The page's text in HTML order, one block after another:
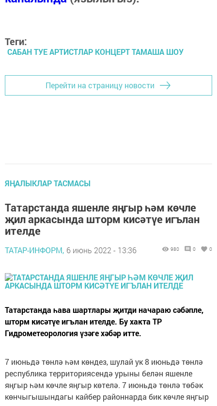
Теги:
САБАН ТУЕ АРТИСТЛАР КОНЦЕРТ ТАМАША ШОУ
Перейти на страницу новости
ЯҢАЛЫКЛАР ТАСМАСЫ
Татарстанда яшенле яңгыр һәм көчле
җил аркасында шторм кисәтүе игълан
ителде
ТАТАР-ИНФОРМ, 6 июнь 2022 - 13:36 980 0 0
Татарстанда һава шартлары җитди начараю сәбәпле,
шторм кисәтүе игълан ителде. Бу хакта ТР
Гидрометеорология үзәге хәбәр итте.
7 июньдә төнлә һәм көндез, шулай ук 8 июньдә төнлә
республика территориясендә урыны белән яшенле
яңгыр һәм көчле яңгыр көтелә. 7 июньдә төнлә төбәк
көнчыгышындагы кайбер районнарда бик көчле яңгыр